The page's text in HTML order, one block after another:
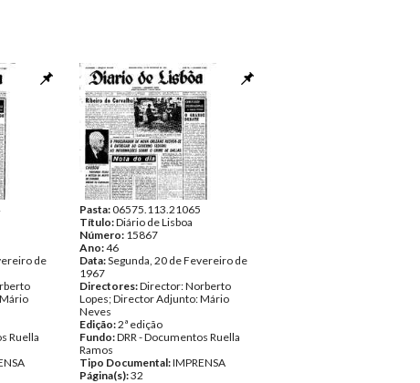
de
Ruella
Pasta:06575.113.21065
Título:Diário de Lisboa
Número: 15867
Ano:46
Data:Segunda, 20 de Fevereiro de
1967
Directores:Director: Norberto
Lopes; Director Adjunto: Mário
Neves
Edição:2ª edição
Fundo:DRR - Documentos Ruella
Ramos
Tipo Documental:IMPRENSA
Página(s):32